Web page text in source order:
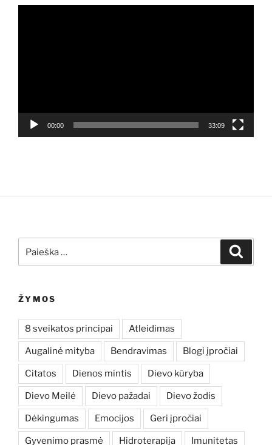
00:00 33:09
ŽYMOS
8 sveikatos principai Atleidimas
Augalinė mityba Bendravimas Blogi įpročiai
Citatos Dienos mintis Dievo kūryba
Dievo Meilė Dievo pažadai Dievo žodis
Dėkingumas Emocijos Geri įpročiai
Gyvenimo prasmė Hidroterapija Imunitetas